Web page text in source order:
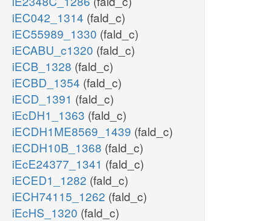
iEC042_1314 (fald_c)
iEC55989_1330 (fald_c)
iECABU_c1320 (fald_c)
iECB_1328 (fald_c)
iECBD_1354 (fald_c)
iECD_1391 (fald_c)
iEcDH1_1363 (fald_c)
iECDH1ME8569_1439 (fald_c)
iECDH10B_1368 (fald_c)
iEcE24377_1341 (fald_c)
iECED1_1282 (fald_c)
iECH74115_1262 (fald_c)
iEcHS_1320 (fald_c)